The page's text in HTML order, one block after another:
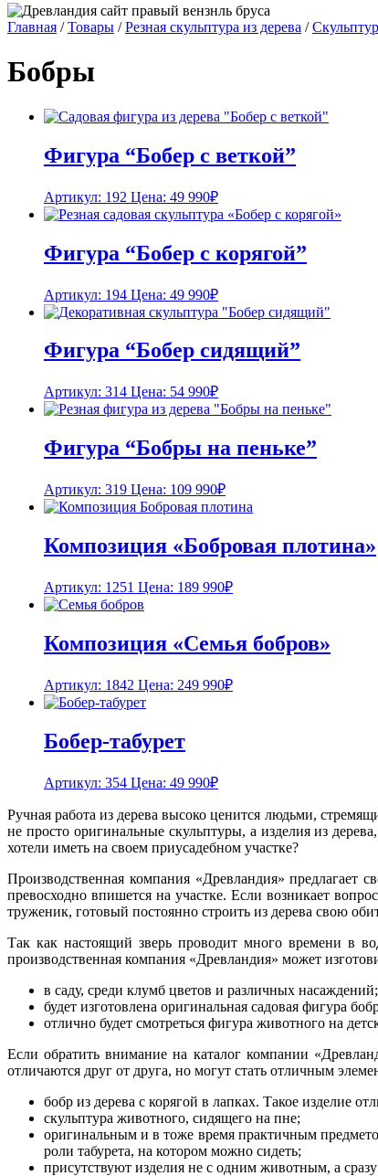
Главная /Товары /Резная скульптура из дерева /
Бобры
Фигура “Бобер с веткой”
Артикул: 192 Цена: 49 990₽
Фигура “Бобер с корягой”
Артикул: 194 Цена: 49 990₽
Фигура “Бобер сидящий”
Артикул: 314 Цена: 54 990₽
Фигура “Бобры на пеньке”
Артикул: 319 Цена: 109 990₽
Композиция «Бобровая плотина»
Артикул: 1251 Цена: 189 990₽
Композиция «Семья бобров»
Артикул: 1842 Цена: 249 990₽
Бобер-табурет
Артикул: 354 Цена: 49 990₽
Ручная работа из дерева высоко ценится людьми,
не просто оригинальные скульптуры, а изделия из
хотели иметь на своем приусадебном участке?
Производственная компания «Древландия» предлагает
превосходно впишется на участке. Если возникает
труженик, готовый постоянно строить из дерева свою
Так как настоящий зверь проводит много времени в
производственная компания «Древландия» может
в саду, среди клумб цветов и различных насаждений;
будет изготовлена оригинальная садовая фигура
отлично будет смотреться фигура животного на
Если обратить внимание на каталог компании
отличаются друг от друга, но могут стать отличным
бобр из дерева с корягой в лапках. Такое изделие
скульптура животного, сидящего на пне;
оригинальным и в тоже время практичным
роли табурета, на котором можно сидеть;
присутствуют изделия не с одним животным, а